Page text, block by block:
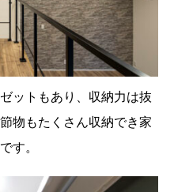
ットもあり、収納力は抜
物もたくさん収納でき家
す。